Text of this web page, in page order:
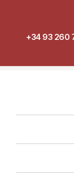
+34 93 260
principal